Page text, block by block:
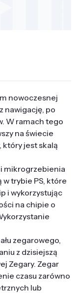
nowoczesnej
nawigację, po
W ramach tego
na świecie
który jest skalą
mikrogrzebienia
trybie PS, które
i wykorzystując
na chipie o
zegarowego,
z dzisiejszą
Zegary. Zegar
czasu zarówno
lub